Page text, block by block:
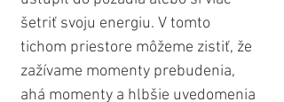
šetriť svoju energiu. V tomto
tichom priestore môžeme zistiť, že
zažívame momenty prebudenia,
ahá momenty a hlbšie uvedomenia